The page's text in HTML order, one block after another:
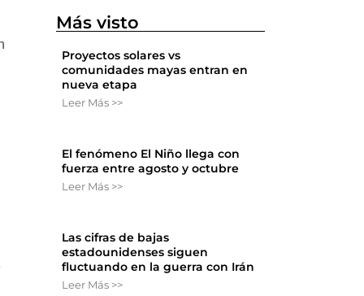
Más visto
Proyectos solares vs
comunidades mayas entran en
nueva etapa
Leer Más >>
El fenómeno El Niño llega con
fuerza entre agosto y octubre
Leer Más >>
Las cifras de bajas
estadounidenses siguen
fluctuando en la guerra con Irán
Leer Más >>